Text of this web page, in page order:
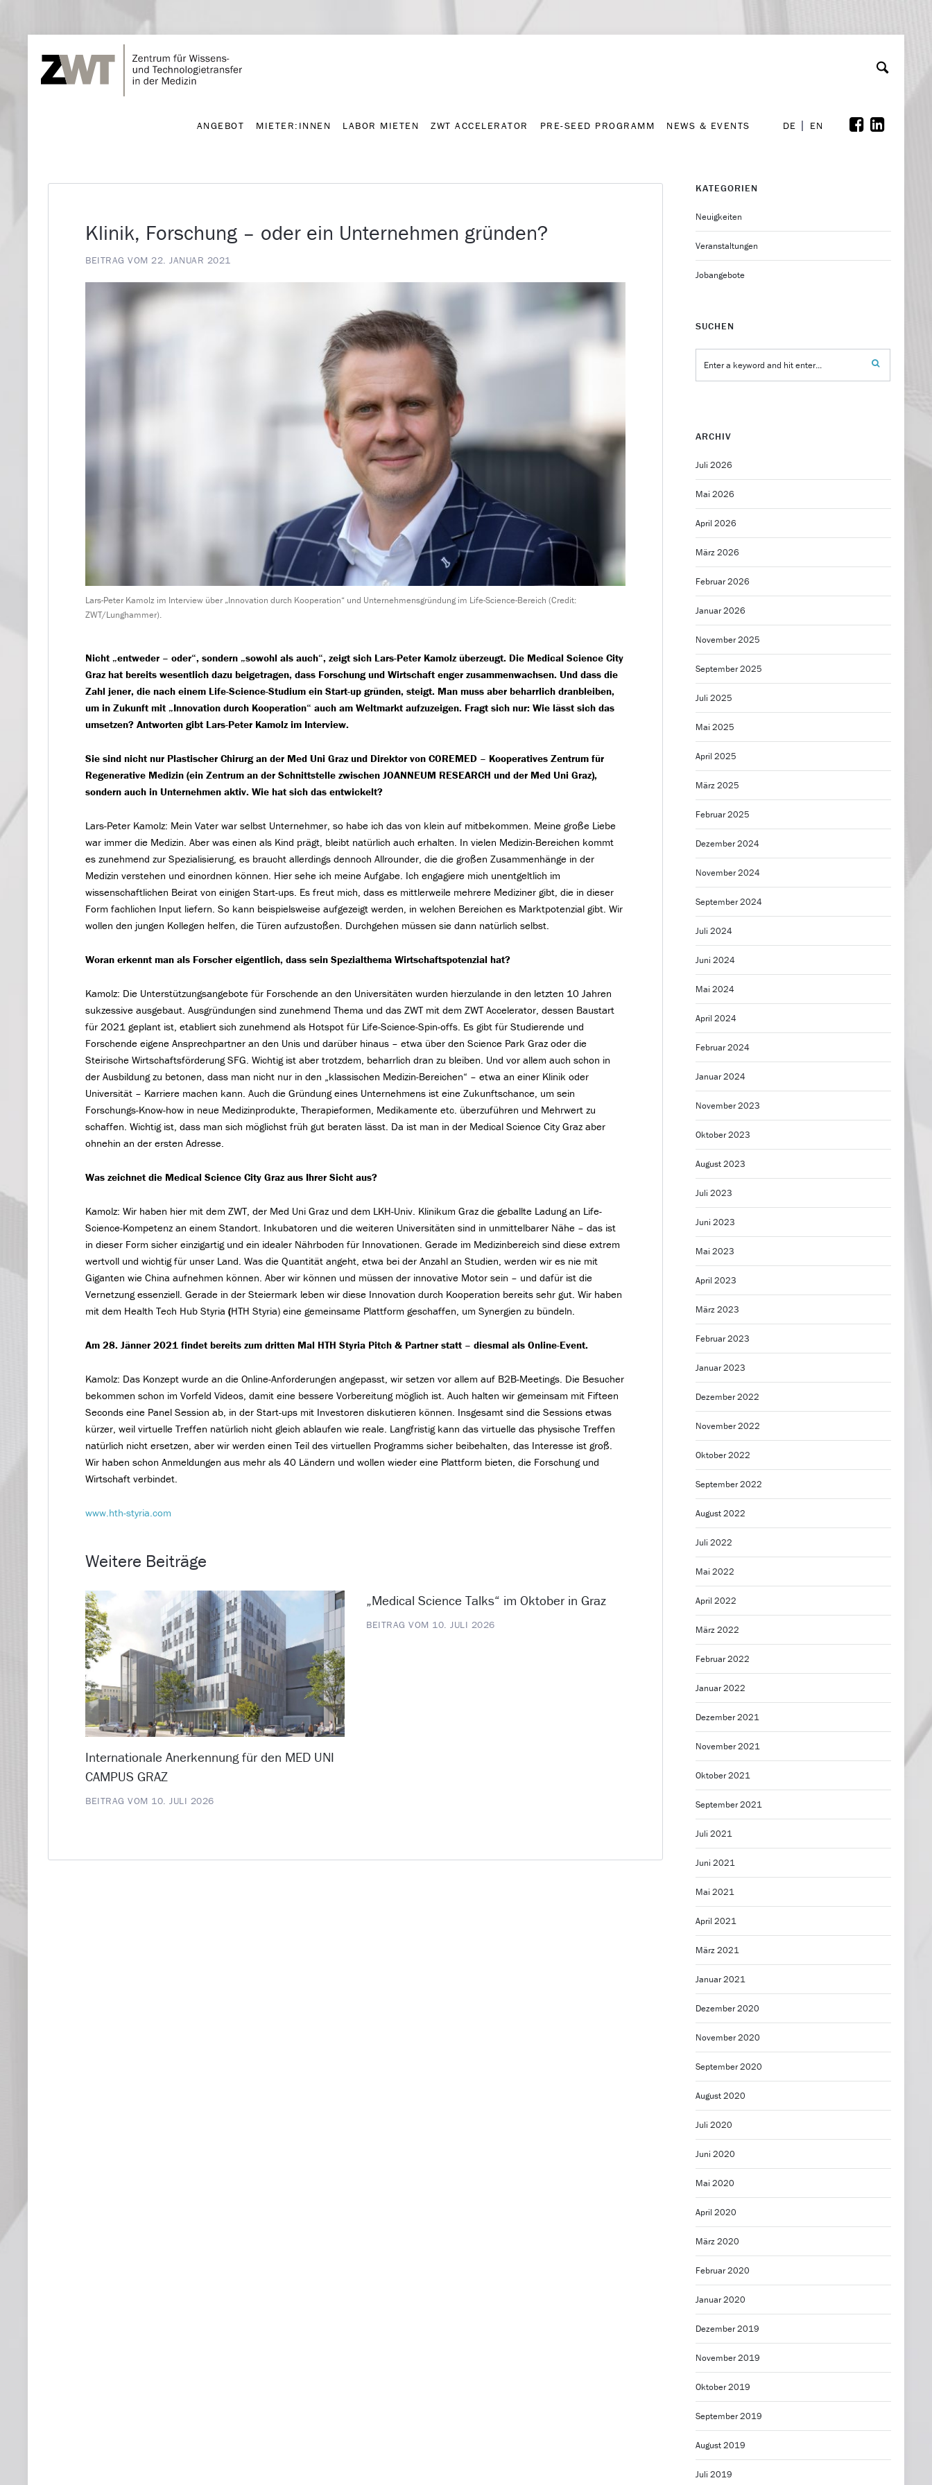
ANGEBOT
ANGEBOT MIETER:INNEN LABOR MIETEN ZWT ACCELERATOR PRE-SEED PROGRAMM NEWS & EVENTS DE EN
Klinik, Forschung – oder ein Unternehmen gründen?
BEITRAG VOM 22. JANUAR 2021
Lars-Peter Kamolz im Interview über „Innovation durch Kooperation“ und Unternehmensgründung im Life-Science-Bereich (Credit:
ZWT/Lunghammer).
Nicht „entweder – oder“, sondern „sowohl als auch“, zeigt sich Lars-Peter Kamolz überzeugt. Die Medical Science City
Graz hat bereits wesentlich dazu beigetragen, dass Forschung und Wirtschaft enger zusammenwachsen. Und dass die
Zahl jener, die nach einem Life-Science-Studium ein Start-up gründen, steigt. Man muss aber beharrlich dranbleiben,
um in Zukunft mit „Innovation durch Kooperation“ auch am Weltmarkt aufzuzeigen. Fragt sich nur: Wie lässt sich das
umsetzen? Antworten gibt Lars-Peter Kamolz im Interview.
Sie sind nicht nur Plastischer Chirurg an der Med Uni Graz und Direktor von COREMED – Kooperatives Zentrum für
Regenerative Medizin (ein Zentrum an der Schnittstelle zwischen JOANNEUM RESEARCH und der Med Uni Graz),
sondern auch in Unternehmen aktiv. Wie hat sich das entwickelt?
Lars-Peter Kamolz: Mein Vater war selbst Unternehmer, so habe ich das von klein auf mitbekommen. Meine große Liebe
war immer die Medizin. Aber was einen als Kind prägt, bleibt natürlich auch erhalten. In vielen Medizin-Bereichen kommt
es zunehmend zur Spezialisierung, es braucht allerdings dennoch Allrounder, die die großen Zusammenhänge in der
Medizin verstehen und einordnen können. Hier sehe ich meine Aufgabe. Ich engagiere mich unentgeltlich im
wissenschaftlichen Beirat von einigen Start-ups. Es freut mich, dass es mittlerweile mehrere Mediziner gibt, die in dieser
Form fachlichen Input liefern. So kann beispielsweise aufgezeigt werden, in welchen Bereichen es Marktpotenzial gibt. Wir
wollen den jungen Kollegen helfen, die Türen aufzustoßen. Durchgehen müssen sie dann natürlich selbst.
Woran erkennt man als Forscher eigentlich, dass sein Spezialthema Wirtschaftspotenzial hat?
Kamolz: Die Unterstützungsangebote für Forschende an den Universitäten wurden hierzulande in den letzten 10 Jahren
sukzessive ausgebaut. Ausgründungen sind zunehmend Thema und das ZWT mit dem ZWT Accelerator, dessen Baustart
für 2021 geplant ist, etabliert sich zunehmend als Hotspot für Life-Science-Spin-offs. Es gibt für Studierende und
Forschende eigene Ansprechpartner an den Unis und darüber hinaus – etwa über den Science Park Graz oder die
Steirische Wirtschaftsförderung SFG. Wichtig ist aber trotzdem, beharrlich dran zu bleiben. Und vor allem auch schon in
der Ausbildung zu betonen, dass man nicht nur in den „klassischen Medizin-Bereichen“ – etwa an einer Klinik oder
Universität – Karriere machen kann. Auch die Gründung eines Unternehmens ist eine Zukunftschance, um sein
Forschungs-Know-how in neue Medizinprodukte, Therapieformen, Medikamente etc. überzuführen und Mehrwert zu
schaffen. Wichtig ist, dass man sich möglichst früh gut beraten lässt. Da ist man in der Medical Science City Graz aber
ohnehin an der ersten Adresse.
Was zeichnet die Medical Science City Graz aus Ihrer Sicht aus?
Kamolz: Wir haben hier mit dem ZWT, der Med Uni Graz und dem LKH-Univ. Klinikum Graz die geballte Ladung an Life-
Science-Kompetenz an einem Standort. Inkubatoren und die weiteren Universitäten sind in unmittelbarer Nähe – das ist
in dieser Form sicher einzigartig und ein idealer Nährboden für Innovationen. Gerade im Medizinbereich sind diese extrem
wertvoll und wichtig für unser Land. Was die Quantität angeht, etwa bei der Anzahl an Studien, werden wir es nie mit
Giganten wie China aufnehmen können. Aber wir können und müssen der innovative Motor sein – und dafür ist die
Vernetzung essenziell. Gerade in der Steiermark leben wir diese Innovation durch Kooperation bereits sehr gut. Wir haben
mit dem Health Tech Hub Styria (HTH Styria) eine gemeinsame Plattform geschaffen, um Synergien zu bündeln.
Am 28. Jänner 2021 findet bereits zum dritten Mal HTH Styria Pitch & Partner statt – diesmal als Online-Event.
Kamolz: Das Konzept wurde an die Online-Anforderungen angepasst, wir setzen vor allem auf B2B-Meetings. Die Besucher
bekommen schon im Vorfeld Videos, damit eine bessere Vorbereitung möglich ist. Auch halten wir gemeinsam mit Fifteen
Seconds eine Panel Session ab, in der Start-ups mit Investoren diskutieren können. Insgesamt sind die Sessions etwas
kürzer, weil virtuelle Treffen natürlich nicht gleich ablaufen wie reale. Langfristig kann das virtuelle das physische Treffen
natürlich nicht ersetzen, aber wir werden einen Teil des virtuellen Programms sicher beibehalten, das Interesse ist groß.
Wir haben schon Anmeldungen aus mehr als 40 Ländern und wollen wieder eine Plattform bieten, die Forschung und
Wirtschaft verbindet.
www.hth-styria.com
Weitere Beiträge
Internationale Anerkennung für den MED UNI
CAMPUS GRAZ
BEITRAG VOM 10. JULI 2026
„Medical Science Talks“ im Oktober in Graz
BEITRAG VOM 10. JULI 2026
KATEGORIEN
Neuigkeiten
Veranstaltungen
Jobangebote
SUCHEN
ARCHIV
Juli 2026
Mai 2026
April 2026
März 2026
Februar 2026
Januar 2026
November 2025
September 2025
Juli 2025
Mai 2025
April 2025
März 2025
Februar 2025
Dezember 2024
November 2024
September 2024
Juli 2024
Juni 2024
Mai 2024
April 2024
Februar 2024
Januar 2024
November 2023
Oktober 2023
August 2023
Juli 2023
Juni 2023
Mai 2023
April 2023
März 2023
Februar 2023
Januar 2023
Dezember 2022
November 2022
Oktober 2022
September 2022
August 2022
Juli 2022
Mai 2022
April 2022
März 2022
Februar 2022
Januar 2022
Dezember 2021
November 2021
Oktober 2021
September 2021
Juli 2021
Juni 2021
Mai 2021
April 2021
März 2021
Januar 2021
Dezember 2020
November 2020
September 2020
August 2020
Juli 2020
Juni 2020
Mai 2020
April 2020
März 2020
Februar 2020
Januar 2020
Dezember 2019
November 2019
Oktober 2019
September 2019
August 2019
Juli 2019